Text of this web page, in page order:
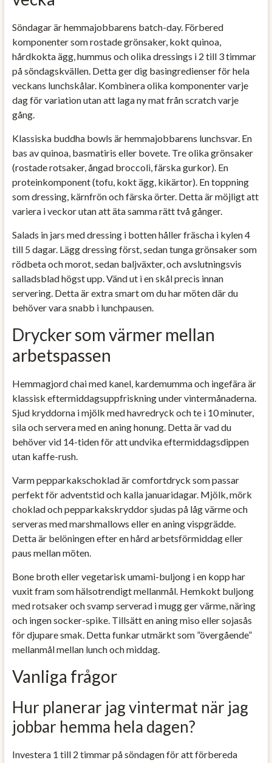
Söndagar är hemmajobbarens batch-day. Förbered
komponenter som rostade grönsaker, kokt quinoa,
hårdkokta ägg, hummus och olika dressings i 2 till 3 timmar
på söndagskvällen. Detta ger dig basingredienser för hela
veckans lunchskålar. Kombinera olika komponenter varje
dag för variation utan att laga ny mat från scratch varje
gång.
Klassiska buddha bowls är hemmajobbarens lunchsvar. En
bas av quinoa, basmatiris eller bovete. Tre olika grönsaker
(rostade rotsaker, ångad broccoli, färska gurkor). En
proteinkomponent (tofu, kokt ägg, kikärtor). En toppning
som dressing, kärnfrön och färska örter. Detta är möjligt att
variera i veckor utan att äta samma rätt två gånger.
Salads in jars med dressing i botten håller fräscha i kylen 4
till 5 dagar. Lägg dressing först, sedan tunga grönsaker som
rödbeta och morot, sedan baljväxter, och avslutningsvis
salladsblad högst upp. Vänd ut i en skål precis innan
servering. Detta är extra smart om du har möten där du
behöver vara snabb i lunchpausen.
Drycker som värmer mellan
arbetspassen
Hemmagjord chai med kanel, kardemumma och ingefära är
klassisk eftermiddagsuppfriskning under vintermånaderna.
Sjud kryddorna i mjölk med havredryck och te i 10 minuter,
sila och servera med en aning honung. Detta är vad du
behöver vid 14-tiden för att undvika eftermiddagsdippen
utan kaffe-rush.
Varm pepparkakschoklad är comfortdryck som passar
perfekt för adventstid och kalla januaridagar. Mjölk, mörk
choklad och pepparkakskryddor sjudas på låg värme och
serveras med marshmallows eller en aning vispgrädde.
Detta är belöningen efter en hård arbetsförmiddag eller
paus mellan möten.
Bone broth eller vegetarisk umami-buljong i en kopp har
vuxit fram som hälsotrendigt mellanmål. Hemkokt buljong
med rotsaker och svamp serverad i mugg ger värme, näring
och ingen socker-spike. Tillsätt en aning miso eller sojasås
för djupare smak. Detta funkar utmärkt som ”övergående”
mellanmål mellan lunch och middag.
Vanliga frågor
Hur planerar jag vintermat när jag
jobbar hemma hela dagen?
Investera 1 till 2 timmar på söndagen för att förbereda